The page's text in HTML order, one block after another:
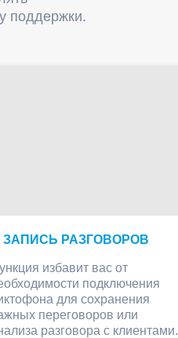
поддержки.
ЗАПИСЬ РАЗГОВОРОВ
избавит вас от
подключения
для сохранения
переговоров или
разговора с клиентами.